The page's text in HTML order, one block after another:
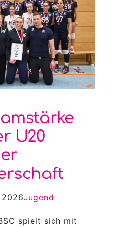
U20
Jugend
spielt sich mit